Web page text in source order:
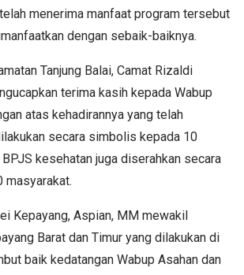
menerima manfaat program tersebut
dengan sebaik-baiknya.
Tanjung Balai, Camat Rizaldi
terima kasih kepada Wabup
atas kehadirannya yang telah
secara simbolis kepada 10
kesehatan juga diserahkan secara
masyarakat.
Kepayang, Aspian, MM mewakil
Barat dan Timur yang dilakukan di
baik kedatangan Wabup Asahan dan